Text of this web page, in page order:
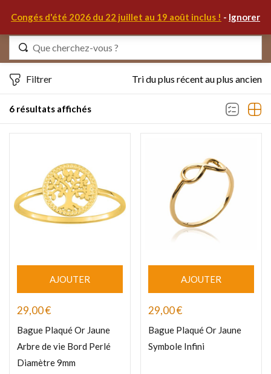
Congés d'été 2026 du 22 juillet au 19 août inclus ! - Ignorer
6 résultats affichés
Filtrer Tri du plus récent au plus ancien
AJOUTER
29,00€
Bague Plaqué Or Jaune
Arbre de vie Bord Perlé
Diamètre 9mm
AJOUTER
29,00€
Bague Plaqué Or Jaune
Symbole Infini
Identifiez-vous
MON COMPTE